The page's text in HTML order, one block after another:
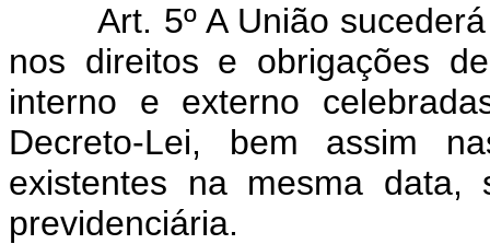
Art. 5º A União sucederá
nos direitos e obrigações
interno e externo
Decreto-Lei, bem assim
existentes na mesma
previdenciária.